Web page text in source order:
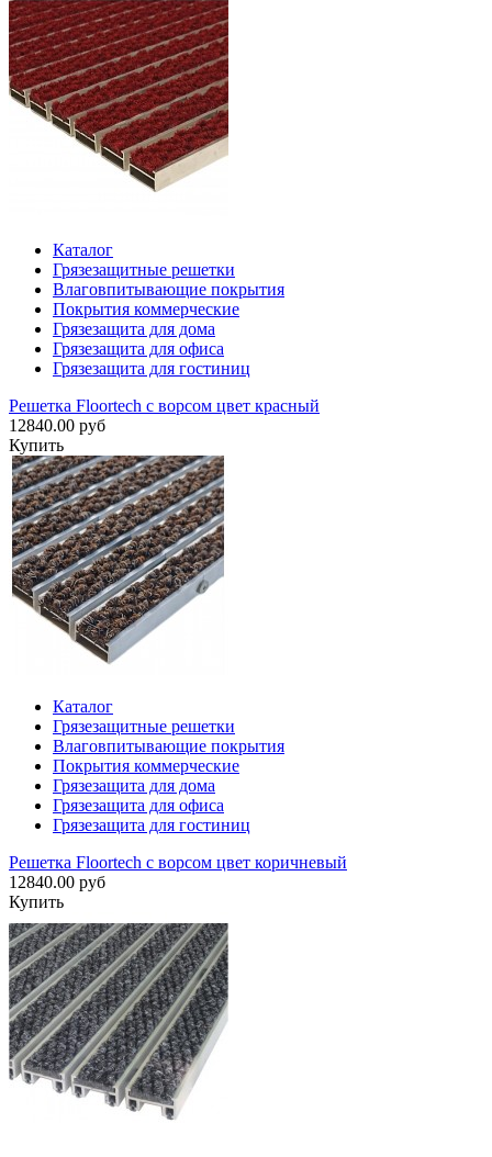
Каталог
Грязезащитные решетки
Влаговпитывающие покрытия
Покрытия коммерческие
Грязезащита для дома
Грязезащита для офиса
Грязезащита для гостиниц
Решетка Floortech с ворсом цвет красный
12840.00 руб
Купить
Каталог
Грязезащитные решетки
Влаговпитывающие покрытия
Покрытия коммерческие
Грязезащита для дома
Грязезащита для офиса
Грязезащита для гостиниц
Решетка Floortech с ворсом цвет коричневый
12840.00 руб
Купить